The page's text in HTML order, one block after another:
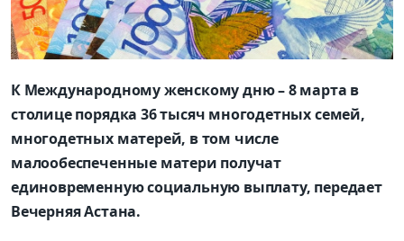
К Международному женскому дню – 8 марта в
столице порядка 36 тысяч многодетных семей,
многодетных матерей, в том числе
малообеспеченные матери получат
единовременную социальную выплату, передает
Вечерняя Астана.